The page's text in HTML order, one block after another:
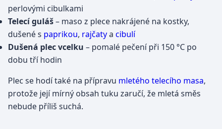
perlovými cibulkami
Telecí guláš– maso z plece nakrájené na kostky,
dušené s paprikou, rajčatya cibulí
Dušená plec vcelku – pomalé pečení při 150 °C po
dobu tří hodin
Plec se hodí také na přípravu mletého telecího masa,
protože její mírný obsah tuku zaručí, že mletá směs
nebude příliš suchá.